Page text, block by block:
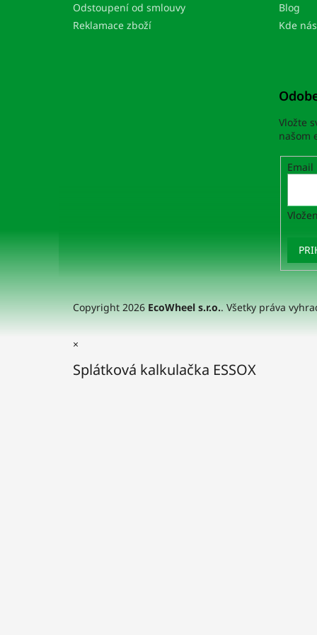
Odstoupení od smlouvy
Reklamace zboží
Blog
Kde
Vložte
našom
Email
Copyright 2026 EcoWheel s.r.o.. Všetky práva
×
Splátková kalkulačka ESSOX